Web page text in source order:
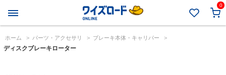
0
ホーム > パーツ・アクセサリ > ブレーキ本体・キャリパー >
ディスクブレーキローター